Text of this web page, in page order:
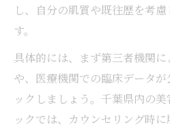
し、自分の肌質や既往歴を考
す。
具体的には、まず第三者機関
や、医療機関での臨床データ
ックしましょう。千葉県内の
ックでは、カウンセリング時に